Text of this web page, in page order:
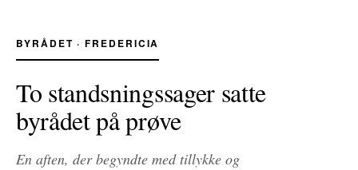
BYRÅDET · FREDERICIA
To standsningssager satte
byrådet på prøve
En aften, der begyndte med tillykke og